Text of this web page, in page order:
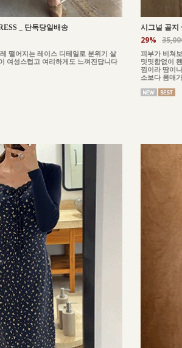
단독당일배송
떨어지는 레이스 디테일로 분위기 살
여성스럽고 여리하게도 느껴진답니다
시그널 골
29%
피부가 비쳐
밋밋함없이
낌이라 땀이
소보다 몸매